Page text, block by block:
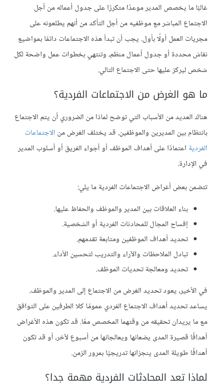
غالبًا ما يخصص المدير موعدًا متكررًا على جدول أعماله من أجل
الاجتماع المباشر مع موظفيه من أجل التأكد من أنهم يطلعونه على
مجريات العمل أولًا بأول. يجب أن تبدأ هذه الاجتماعات دائمًا بمواضيع
نقاش محددة أو جدول أعمال منظم، وتنتهي بخطوات عمل واضحة لكل
شخص ليركز عليها حتى الاجتماع التالي.
ما هو الغرض من الاجتماعات الفردية؟
هناك العديد من الأسباب التي توضح لماذا من الضروري أن يتم الاجتماع
بانتظام بين المديرين والموظفين. قد يختلف الغرض من الاجتماعات
الفردية اعتمادًا على أهداف الموظف أو أجواء الفريق أو أسلوب المدير
في الإدارة.
تتضمن بعض أغراض الاجتماعات الفردية ما يلي:
بناء العلاقات بين المدير والموظف والحفاظ عليها.
إفساح المجال للمحادثات الفردية أو الشخصية.
تحديد أهداف الموظفين ومتابعة تقدمهم.
تبادل الملاحظات والآراء والتدريب لتحسين الأداء.
تحديد ومعالجة تحديات الموظف.
في الأخير، يعود تحديد الغرض من الاجتماع إلى المدير والموظف.
يساعد تحديد أهداف الاجتماع الفردي عمومًا كلا الطرفين على التوافق
مع ما يريدان تحقيقه من وقتهما المخصص معًا. قد تكون هذه الأغراض
أهدافًا قصيرة المدى يضعانها ويعالجانها من أسبوع لآخر، أو قد تكون
أهدافًا طويلة المدى ينجزانها تدريجيًا بمرور الزمن.
لماذا تعد المحادثات الفردية مهمة جدا؟